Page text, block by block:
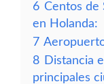
6 Centos de
en Holanda:
7
8 Distancia
principales